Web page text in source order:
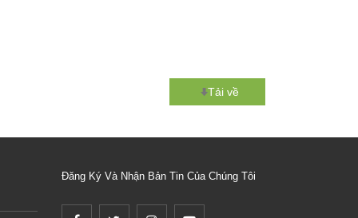
Tải về
Đăng Ký Và Nhận Bản Tin Của Chúng Tôi